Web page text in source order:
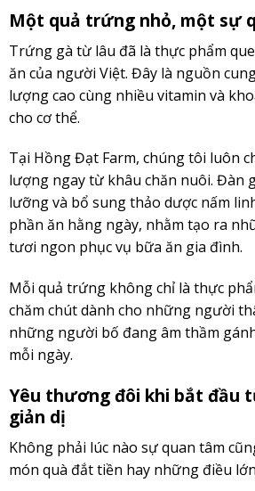
Một quả trứng nhỏ, một sự
Trứng gà từ lâu đã là thực phẩm
ăn của người Việt. Đây là nguồn
lượng cao cùng nhiều vitamin và
cho cơ thể.
Tại Hồng Đạt Farm, chúng tôi luôn
lượng ngay từ khâu chăn nuôi. Đàn
lưỡng và bổ sung thảo dược nấm
phần ăn hằng ngày, nhằm tạo ra
tươi ngon phục vụ bữa ăn gia đình.
Mỗi quả trứng không chỉ là thực
chăm chút dành cho những người
những người bố đang âm thầm
mỗi ngày.
Yêu thương đôi khi bắt đầu
giản dị
Không phải lúc nào sự quan tâm
món quà đắt tiền hay những điều